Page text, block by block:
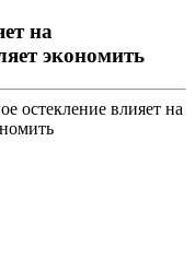
на
экономить
остекление влияет на